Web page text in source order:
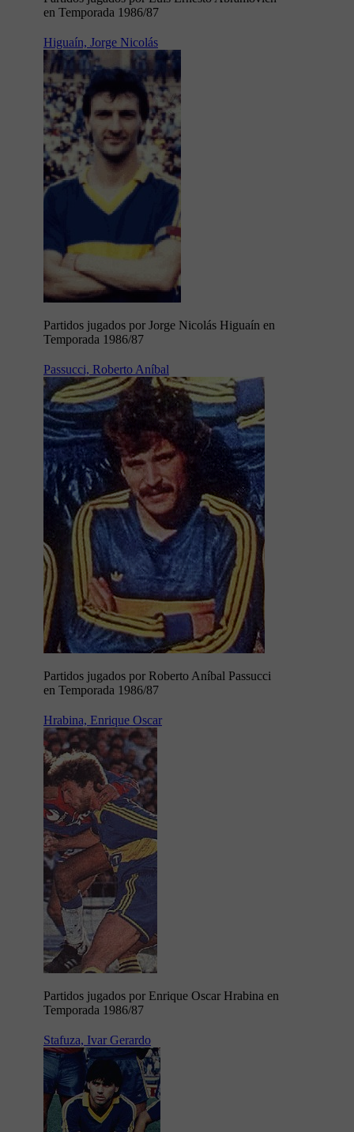
en Temporada 1986/87
Higuaín, Jorge Nicolás
Partidos jugados por Jorge Nicolás Higuaín en
Temporada 1986/87
Passucci, Roberto Aníbal
Partidos jugados por Roberto Aníbal Passucci
en Temporada 1986/87
Hrabina, Enrique Oscar
Partidos jugados por Enrique Oscar Hrabina en
Temporada 1986/87
Stafuza, Ivar Gerardo